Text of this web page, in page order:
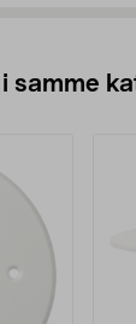
samme